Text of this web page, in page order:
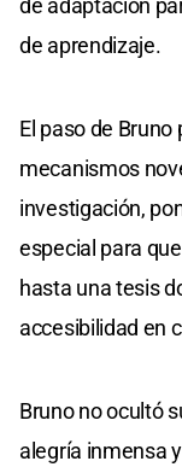
de aprendizaje.
El paso de
mecanismos
investigación,
especial para
hasta una tesis
accesibilidad en
Bruno no ocultó
alegría inmensa